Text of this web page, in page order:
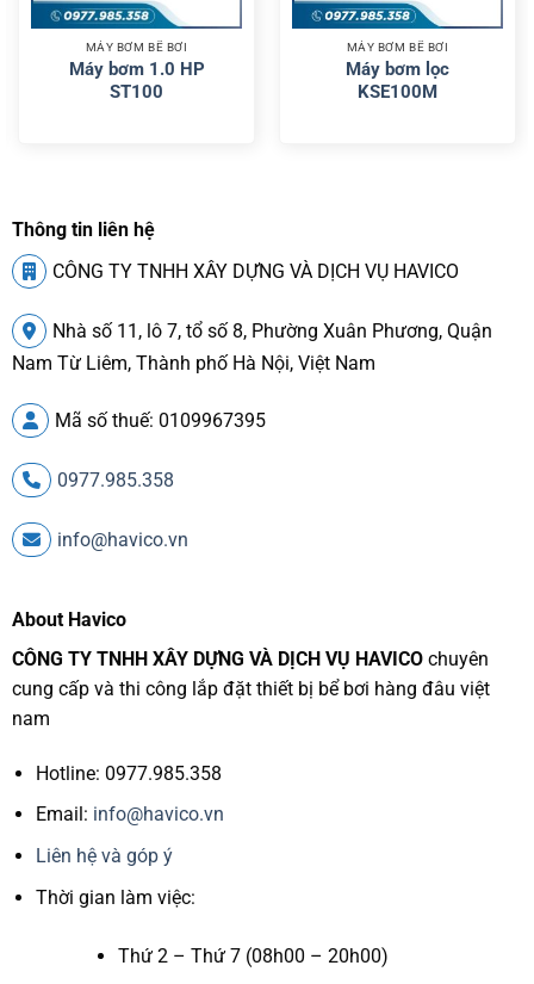
MÁY BƠM BỂ BƠI
Máy bơm 1.0 HP
ST100
MÁY BƠM BỂ BƠI
Máy bơm lọc
KSE100M
Thông tin liên hệ
CÔNG TY TNHH XÂY DỰNG VÀ DỊCH VỤ HAVICO
Nhà số 11, lô 7, tổ số 8, Phường Xuân Phương, Quận
Nam Từ Liêm, Thành phố Hà Nội, Việt Nam
Mã số thuế: 0109967395
0977.985.358
info@havico.vn
About Havico
CÔNG TY TNHH XÂY DỰNG VÀ DỊCH VỤ HAVICO chuyên
cung cấp và thi công lắp đặt thiết bị bể bơi hàng đâu việt
nam
Hotline: 0977.985.358
Email: info@havico.vn
Liên hệ và góp ý
Thời gian làm việc:
Thứ 2 – Thứ 7 (08h00 – 20h00)